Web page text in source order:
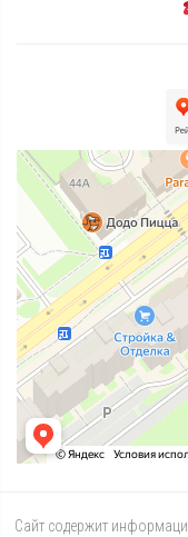
Сайт содержит